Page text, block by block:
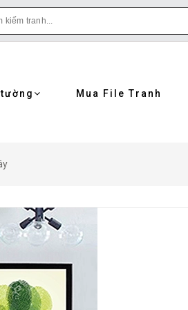
Mua File Tranh